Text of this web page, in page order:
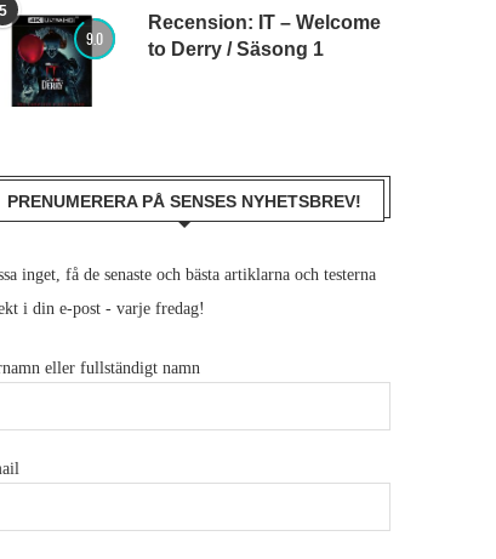
5
9.0
Recension: IT – Welcome
to Derry / Säsong 1
PRENUMERERA PÅ SENSES NYHETSBREV!
inget, få de senaste och bästa artiklarna och testerna
i din e-post - varje fredag!
eller fullständigt namn